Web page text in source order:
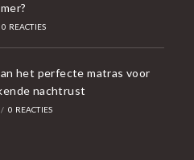
0 REACTIES
het perfecte matras voor
nachtrust
/ 0 REACTIES